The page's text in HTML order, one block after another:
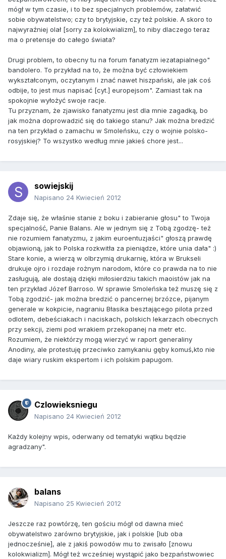
mógł w tym czasie, i to bez specjalnych problemów, załatwić
sobie obywatelstwo; czy to brytyjskie, czy też polskie. A skoro to
najwyraźniej olał [sorry za kolokwializm], to niby dlaczego teraz
ma o pretensje do całego świata?
Drugi problem, to obecny tu na forum fanatyzm iezatapialnego"
bandolero. To przykład na to, że można być człowiekiem
wykształconym, oczytanym i znać nawet hiszpański, ale jak coś
odbije, to jest mus napisać [cyt.] europejsom". Zamiast tak na
spokojnie wyłożyć swoje racje.
Tu przyznam, że zjawisko fanatyzmu jest dla mnie zagadką, bo
jak można doprowadzić się do takiego stanu? Jak można bredzić
na ten przykład o zamachu w Smoleńsku, czy o wojnie polsko-
rosyjskiej? To wszystko według mnie jakieś chore jest...
sowiejskij
Napisano 24 Kwiecień 2012
Zdaje się, że właśnie stanie z boku i zabieranie głosu" to Twoja
specjalność, Panie Balans. Ale w jednym się z Tobą zgodzę- też
nie rozumiem fanatyzmu, z jakim euroentuzjaści" głoszą prawdę
objawioną, jak to Polska rozkwitła za pieniądze, które unia dała" :)
Stare konie, a wierzą w olbrzymią drukarnię, która w Brukseli
drukuje ojro i rozdaje rożnym narodom, które co prawda na to nie
zasługują, ale dostają dzięki miłosierdziu takich maoistów jak na
ten przykład Józef Barroso. W sprawie Smoleńska też muszę się z
Tobą zgodzić- jak można bredzić o pancernej brzózce, pijanym
generale w kokpicie, nagraniu Błasika besztającego pilota przed
odlotem, debeściakach i naciskach, polskich lekarzach obecnych
przy sekcji, ziemi pod wrakiem przekopanej na metr etc.
Rozumiem, że niektórzy mogą wierzyć w raport generaliny
Anodiny, ale protestuję przeciwko zamykaniu gęby komuś,kto nie
daje wiary ruskim ekspertom i ich polskim papugom.
Czlowieksniegu
Napisano 24 Kwiecień 2012
Każdy kolejny wpis, oderwany od tematyki wątku będzie
agradzany".
balans
Napisano 25 Kwiecień 2012
Jeszcze raz powtórzę, ten gościu mógł od dawna mieć
obywatelstwo zarówno brytyjskie, jak i polskie [lub oba
jednocześnie], ale z jakiś powodów mu to zwisało [znowu
kolokwializm]. Mógł też wcześniej wystąpić jako bezpaństwowiec